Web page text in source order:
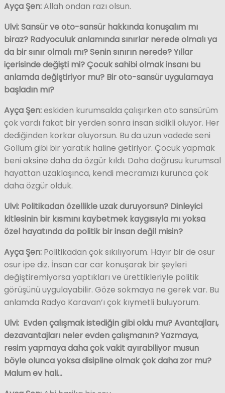
Ayça Şen:Allah ondan razı olsun.
Ulvi: Sansür ve oto-sansür hakkında konuşalım mı
biraz? Radyoculuk anlamında sınırlar nerede olmalı ya
da bir sınır olmalı mı? Senin sınırın nerede? Yıllar
içerisinde değişti mi? Çocuk sahibi olmak insanı bu
anlamda değiştiriyor mu? Bir oto-sansür uygulamaya
başladın mı?
Ayça Şen:eskiden kurumsalda çalışırken oto sansürüm
çok vardı fakat bir yerden sonra insan sidikli oluyor. Her
dediğinden korkar oluyorsun. Bu da uzun vadede seni
Gollum gibi bir yaratık haline getiriyor. Çocuk yapmak
beni aksine daha da özgür kıldı. Daha doğrusu kurumsal
hayattan uzaklaşınca, kendi mecramızı kurunca çok
daha özgür olduk.
Ulvi: Politikadan özellikle uzak duruyorsun? Dinleyici
kitlesinin bir kısmını kaybetmek kaygısıyla mı yoksa
özel hayatında da politik bir insan değil misin?
Ayça Şen: Politikadan çok sıkılıyorum. Hayır bir de osur
osur ipe diz. İnsan car car konuşarak bir şeyleri
değiştiremiyorsa yaptıkları ve ürettikleriyle politik
görüşünü uygulayabilir. Göze sokmaya ne gerek var. Bu
anlamda Radyo Karavan’ı çok kıymetli buluyorum.
Ulvi: Evden çalışmak istediğin gibi oldu mu? Avantajları,
dezavantajları neler evden çalışmanın? Yazmaya,
resim yapmaya daha çok vakit ayırabiliyor musun
böyle olunca yoksa disipline olmak çok daha zor mu?
Malum ev hali…